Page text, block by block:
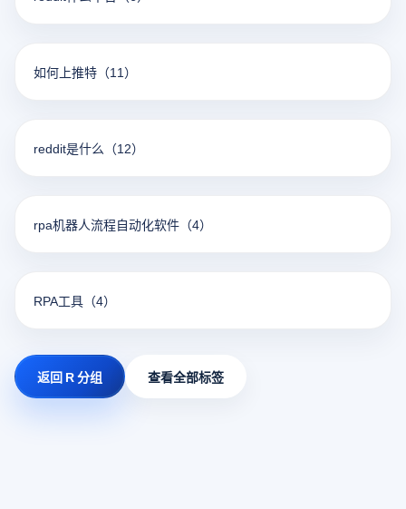
如何上推特 （11）
reddit是什么 （12）
rpa机器人流程自动化软件 （4）
RPA工具 （4）
返回 R 分组 查看全部标签